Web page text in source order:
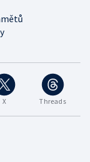
X Threads